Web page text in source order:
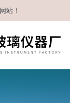
网站！